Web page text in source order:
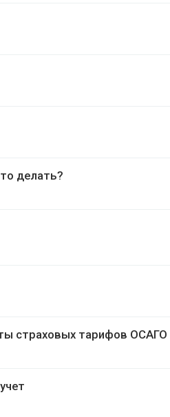
делать?
страховых тарифов ОСАГО